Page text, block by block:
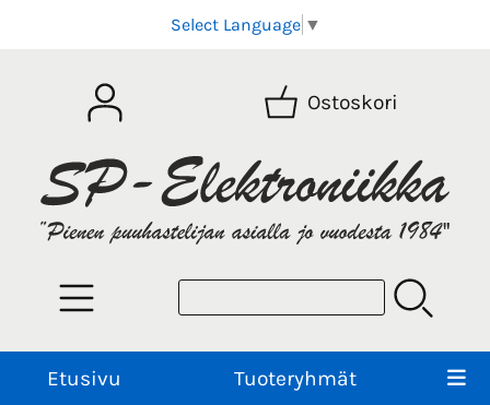
Select Language ▼
Ostoskori
Etusivu Tuoteryhmät